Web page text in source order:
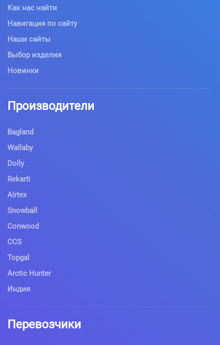
Как нас найти
Навигация по сайту
Наши сайты
Выбор изделия
Новинки
Производители
Bagland
Wallaby
Dolly
Rekarti
Airtex
Snowball
Conwood
CCS
Topgal
Arctic Hunter
Индия
Перевозчики